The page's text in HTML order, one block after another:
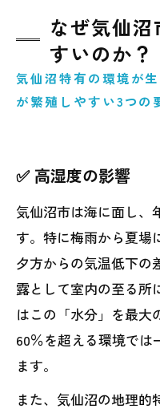
なぜ気仙
すいのか？
気仙沼特有の環境が
が繁殖しやすい3つの
✅ 高湿度の影響
気仙沼市は海に面し、
す。特に梅雨から夏場
夕方からの気温低下の
露として室内の至る所
はこの「水分」を最大
60％を超える環境では
ます。
また、気仙沼の地理的